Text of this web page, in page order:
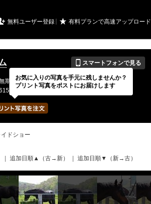
無料ユーザー登録 ★ 有料プランで高速アップロード
📱 スマートフォンで見る
期限 イベントの期間
---
/ 2000枚
イドショー
追加日順▲（古→新） 追加日順▼（新→古）
お気に入りの写真を手元に残しませんか？
プリント写真をポストにお届けします